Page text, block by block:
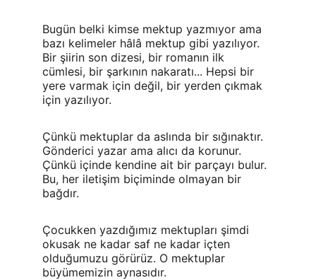
Bugün belki kimse mektup yazmıyor ama
bazı kelimeler hâlâ mektup gibi yazılıyor.
Bir şiirin son dizesi, bir romanın ilk
cümlesi, bir şarkının nakaratı... Hepsi bir
yere varmak için değil, bir yerden çıkmak
için yazılıyor.
Çünkü mektuplar da aslında bir sığınaktır.
Gönderici yazar ama alıcı da korunur.
Çünkü içinde kendine ait bir parçayı bulur.
Bu, her iletişim biçiminde olmayan bir
bağdır.
Çocukken yazdığımız mektupları şimdi
okusak ne kadar saf ne kadar içten
olduğumuzu görürüz. O mektuplar
büyümemizin aynasıdır.